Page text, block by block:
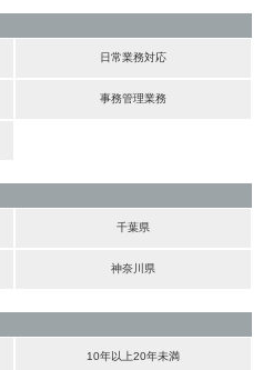
日常業務対応
事務管理業務
千葉県
神奈川県
10年以上20年未満